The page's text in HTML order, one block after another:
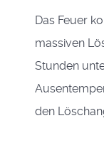
Das Feuer
massiven
Stunden
den